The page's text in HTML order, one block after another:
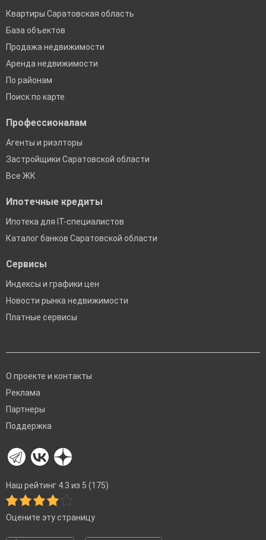
Квартиры Саратовская область
База объектов
Продажа недвижимости
Аренда недвижимости
По районам
Поиск по карте
Профессионалам
Агенты и риэлторы
Застройщики Саратовской области
Все ЖК
Ипотечные кредиты
Ипотека для IT-специалистов
Каталог банков Саратовской области
Сервисы
Индексы и графики цен
Новости рынка недвижимости
Платные сервисы
О проекте и контакты
Реклама
Партнеры
Поддержка
Наш рейтинг 4.3 из 5 (175)
Оцените эту страницу